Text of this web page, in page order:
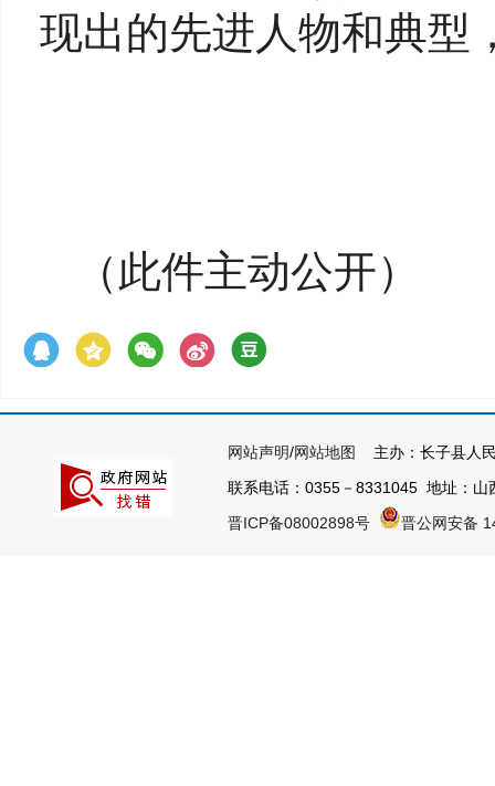
现出的先进人物和典型
（此件主动公开）
网站声明/网站地图
主办：长子县人
联系电话：0355－8331045 地址：
晋ICP备08002898号
晋公网安备